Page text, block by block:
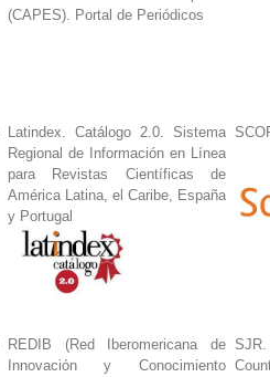
(CAPES). Portal de Periódicos
Latindex. Catálogo 2.0. Sistema
Regional de Información en Línea
para Revistas Científicas de
América Latina, el Caribe, España
y Portugal
REDIB (Red Iberomericana de
Innovación y Conocimiento